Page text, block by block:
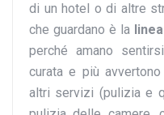
di un hotel o di altre
che guardano è la
perché amano
curata e più
altri servizi (pulizia e